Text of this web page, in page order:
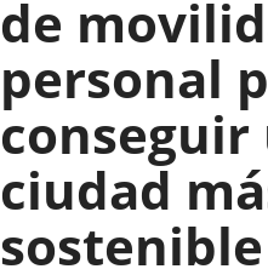
de
personal
conseguir
ciudad
sostenible